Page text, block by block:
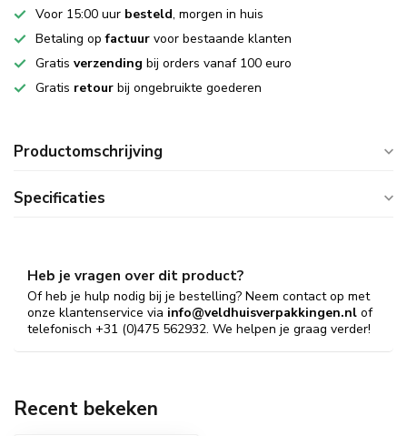
Voor 15:00 uur besteld, morgen in huis
Betaling opfactuur voor bestaande klanten
Gratis verzending bij orders vanaf 100 euro
Gratis retour bij ongebruikte goederen
Productomschrijving
Specificaties
Heb je vragen over dit product?
Of heb je hulp nodig bij je bestelling? Neem contact op met
onze klantenservice via info@veldhuisverpakkingen.nl of
telefonisch +31 (0)475 562932. We helpen je graag verder!
Recent bekeken